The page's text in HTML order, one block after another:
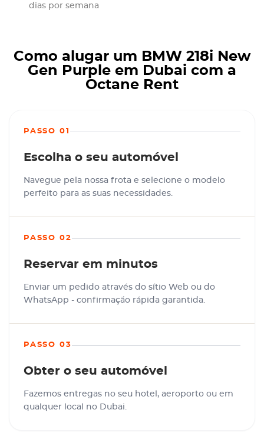
dias por semana
Como alugar um BMW 218i New
Gen Purple em Dubai com a
Octane Rent
PASSO 01
Escolha o seu automóvel
Navegue pela nossa frota e selecione o modelo
perfeito para as suas necessidades.
PASSO 02
Reservar em minutos
Enviar um pedido através do sítio Web ou do
WhatsApp - confirmação rápida garantida.
PASSO 03
Obter o seu automóvel
Fazemos entregas no seu hotel, aeroporto ou em
qualquer local no Dubai.